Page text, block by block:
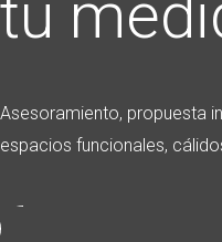
tu
Asesoramiento, propuesta
espacios funcionales,